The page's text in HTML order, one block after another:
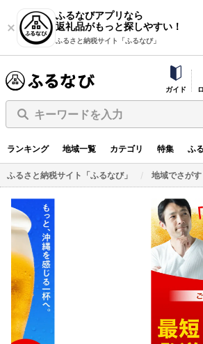
ふるなびアプリなら
返礼品がもっと探しやすい！
ふるさと納税サイト「ふるなび」
ガイド
キーワードを入力
ランキング 地域一覧 カテゴリ 特集 ふ
ふるさと納税サイト「ふるなび」 地域でさがす